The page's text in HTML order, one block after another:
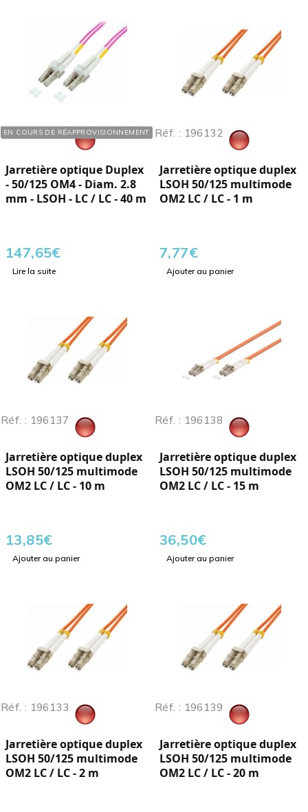
EN COURS DE RÉAPPROVISIONNEMENT
Réf. : 195440
Jarretière optique Duplex
- 50/125 OM4 - Diam. 2.8
mm - LSOH - LC / LC - 40 m
147,65€
Lire la suite
Réf. : 196132
Jarretière optique duplex
LSOH 50/125 multimode
OM2 LC / LC - 1 m
7,77€
Ajouter au panier
Réf. : 196137
Jarretière optique duplex
LSOH 50/125 multimode
OM2 LC / LC - 10 m
13,85€
Ajouter au panier
Réf. : 196138
Jarretière optique duplex
LSOH 50/125 multimode
OM2 LC / LC - 15 m
36,50€
Ajouter au panier
Réf. : 196133
Jarretière optique duplex
LSOH 50/125 multimode
OM2 LC / LC - 2 m
Réf. : 196139
Jarretière optique duplex
LSOH 50/125 multimode
OM2 LC / LC - 20 m